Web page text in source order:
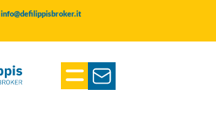
info@defilippisbroker.it